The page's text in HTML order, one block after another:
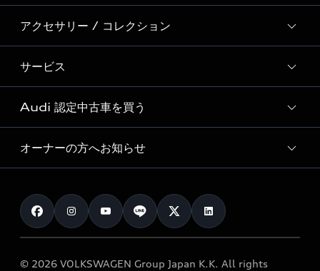
Audi Sport
Formula 1®
デジタルサービス
新車在庫検索
試乗車・展示車検索
見積り依頼
試乗予約
モデル一覧
特別仕様モデル / 限定モデル
e-tronラインアップ
価格シミュレーション
車両比較
カタログ一覧
アクセサリー / コレクション
純正アクセサリー
オンラインショップ
Audi collection
アウディナビアプリ
サービス
サービス入庫予約
サービスプログラム
メンテナンス
車検 / 定期点検
e-tronアフターサポート
Audi 認定中古車を買う
Audi認定中古車
クオリティ
保証
メンテナンス
オーナーの方へお知らせ
お知らせ
オーナー様向けキャンペーン
© 2026 VOLKSWAGEN Group Japan K.K. All rights